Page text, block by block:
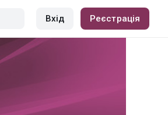
Вхід Реєстрація